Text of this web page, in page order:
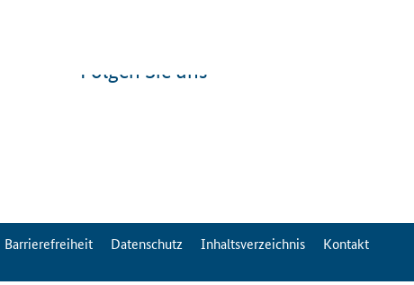
Folgen Sie uns
Barrierefreiheit Datenschutz Inhaltsverzeichnis Kontakt